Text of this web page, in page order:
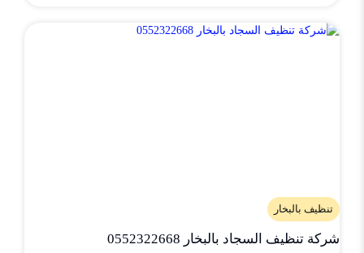
تنظيف بالبخار
شركة تنظيف السجاد بالبخار 0552322668